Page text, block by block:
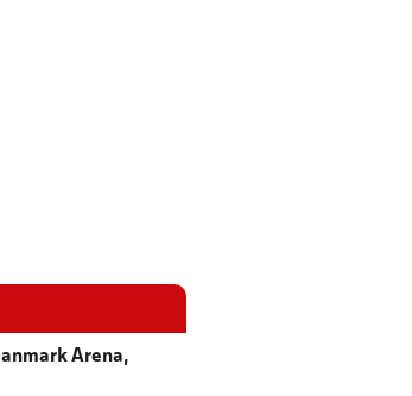
Arena,